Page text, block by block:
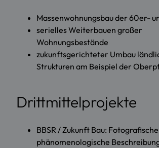
Massenwohnungsbau der 60er-
serielles Weiterbauen großer
Wohnungsbestände
zukunftsgerichteter Umbau
Strukturen am Beispiel der
Drittmittelprojekte
BBSR / Zukunft Bau:
phänomenologische